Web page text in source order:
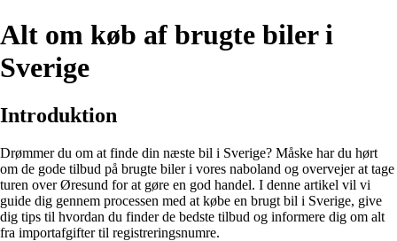
Alt om køb af brugte biler i
Sverige
Introduktion
Drømmer du om at finde din næste bil i Sverige? Måske har du hørt
om de gode tilbud på brugte biler i vores naboland og overvejer at tage
turen over Øresund for at gøre en god handel. I denne artikel vil vi
guide dig gennem processen med at købe en brugt bil i Sverige, give
dig tips til hvordan du finder de bedste tilbud og informere dig om alt
fra importafgifter til registreringsnumre.